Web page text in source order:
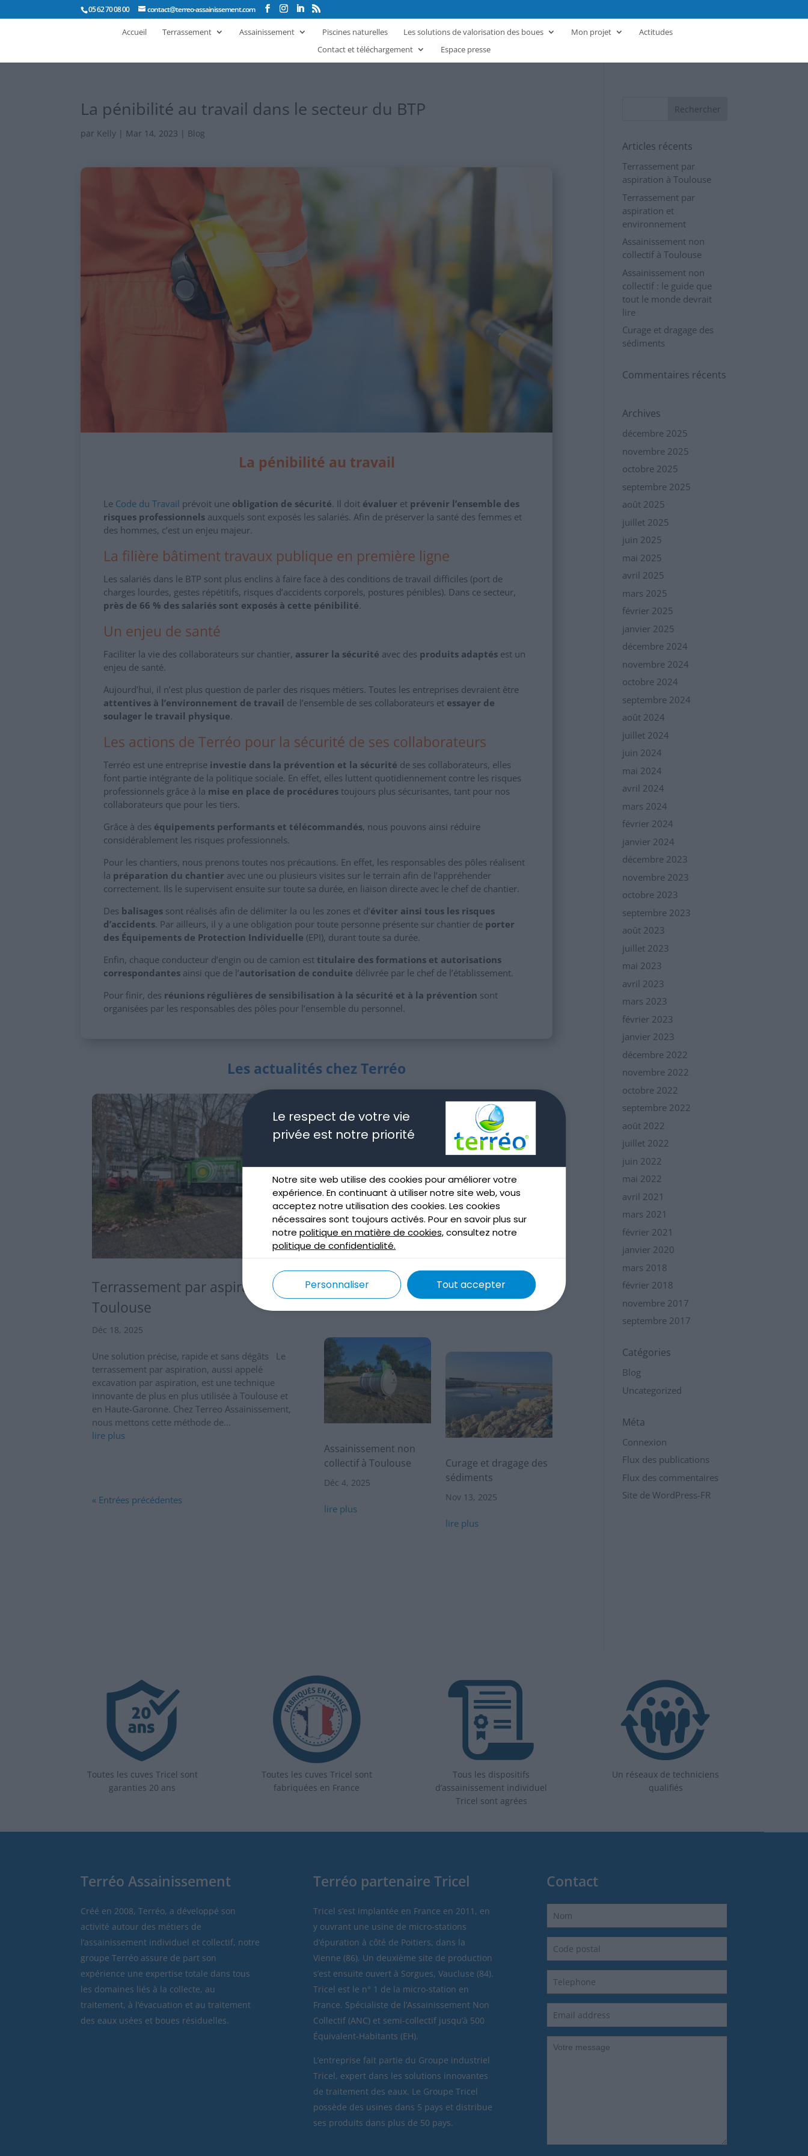
Le respect de votre vie
privée est notre priorité
Notre site web utilise des cookies pour améliorer votre
expérience. En continuant à utiliser notre site web, vous
acceptez notre utilisation des cookies. Les cookies
nécessaires sont toujours activés. Pour en savoir plus sur
notrepolitique en matière de cookies,consultez notre
politique de confidentialité.
Personnaliser Tout accepter
05 62 70 08 00 contact@terreo-assainissement.com
Accueil Terrassement Assainissement Piscines naturelles Les solutions de valorisation des boues Mon projet
Actitudes
Contact et téléchargement
Espace presse
La pénibilité au travail dans le secteur du BTP
par Kelly | Mar 14, 2023 | Blog
La pénibilité au travail
Le Code du Travail prévoit une obligation de sécurité. Il doit évaluer et prévenir l’ensemble des
risques professionnels auxquels sont exposés les salariés. Afin de préserver la santé des femmes et
des hommes, c’est un enjeu majeur.
La filière bâtiment travaux publique en première ligne
Les salariés dans le BTP sont plus enclins à faire face à des conditions de travail difficiles (port de
charges lourdes, gestes répétitifs, risques d’accidents corporels, postures pénibles). Dans ce secteur,
près de 66 % des salariés sont exposés à cette pénibilité.
Un enjeu de santé
Faciliter la vie des collaborateurs sur chantier, assurer la sécurité avec des produits adaptés est un
enjeu de santé.
Aujourd’hui, il n’est plus question de parler des risques métiers. Toutes les entreprises devraient être
attentives à l’environnement de travail de l’ensemble de ses collaborateurs et essayer de
soulager le travail physique.
Les actions de Terréo pour la sécurité de ses collaborateurs
Terréo est une entreprise investie dans la prévention et la sécurité de ses collaborateurs, elles
font partie intégrante de la politique sociale. En effet, elles luttent quotidiennement contre les risques
professionnels grâce à la mise en place de procédures toujours plus sécurisantes, tant pour nos
collaborateurs que pour les tiers.
Grâce à des équipements performants et télécommandés, nous pouvons ainsi réduire
considérablement les risques professionnels.
Pour les chantiers, nous prenons toutes nos précautions. En effet, les responsables des pôles réalisent
la préparation du chantier avec une ou plusieurs visites sur le terrain afin de l’appréhender
correctement. Ils le supervisent ensuite sur toute sa durée, en liaison directe avec le chef de chantier.
Des balisages sont réalisés afin de délimiter la ou les zones et d’éviter ainsi tous les risques
d’accidents. Par ailleurs, il y a une obligation pour toute personne présente sur chantier de porter
des Équipements de Protection Individuelle (EPI), durant toute sa durée.
Enfin, chaque conducteur d’engin ou de camion est titulaire des formations et autorisations
correspondantes ainsi que de l’autorisation de conduite délivrée par le chef de l’établissement.
Pour finir, des réunions régulières de sensibilisation à la sécurité et à la prévention sont
organisées par les responsables des pôles pour l’ensemble du personnel.
Les actualités chez Terréo
Terrassement par aspiration à
Toulouse
Déc 18, 2025
Une solution précise, rapide et sans dégâts Le
terrassement par aspiration, aussi appelé
excavation par aspiration, est une technique
innovante de plus en plus utilisée à Toulouse et
en Haute-Garonne. Chez Terreo Assainissement,
nous mettons cette méthode de...
lire plus
« Entrées précédentes
Terrassement par
aspiration et
environnement
Déc 11, 2025
lire plus
Assainissement non
collectif à Toulouse
Déc 4, 2025
lire plus
Assainissement non
collectif : le guide que
tout le monde devrait
Nov 27, 2025
Curage et dragage des
sédiments
Nov 13, 2025
lire plus
Articles récents
Terrassement par
aspiration à Toulouse
Terrassement par
aspiration et
environnement
Assainissement non
collectif à Toulouse
Assainissement non
collectif : le guide que
tout le monde devrait
lire
Curage et dragage des
sédiments
Commentaires récents
Archives
décembre 2025
novembre 2025
octobre 2025
septembre 2025
août 2025
juillet 2025
juin 2025
mai 2025
avril 2025
mars 2025
février 2025
janvier 2025
décembre 2024
novembre 2024
octobre 2024
septembre 2024
août 2024
juillet 2024
juin 2024
mai 2024
avril 2024
mars 2024
février 2024
janvier 2024
décembre 2023
novembre 2023
octobre 2023
septembre 2023
août 2023
juillet 2023
mai 2023
avril 2023
mars 2023
février 2023
janvier 2023
décembre 2022
novembre 2022
octobre 2022
septembre 2022
août 2022
juillet 2022
juin 2022
mai 2022
avril 2021
mars 2021
février 2021
janvier 2020
mars 2018
février 2018
novembre 2017
septembre 2017
Catégories
Blog
Uncategorized
Méta
Connexion
Flux des publications
Flux des commentaires
Site de WordPress-FR
Toutes les cuves Tricel sont
garanties 20 ans
Toutes les cuves Tricel sont
fabriquées en France
Tous les dispositifs
d’assainissement individuel
Tricel sont agrées
Un réseaux de techniciens
qualifiés
Terréo Assainissement
Créé en 2008, Terréo, a développé son
activité autour des métiers de
l’assainissement individuel et collectif, notre
groupe Terréo assure de part son
expérience une expertise totale dans tous
les domaines liés à la collecte, au
traitement, à l’évacuation et au traitement
des eaux usées et boues résiduelles.
Terréo partenaire Tricel
Tricel s’est implantée en France en 2011, en
y ouvrant une usine de micro-stations
d’épuration à côté de Poitiers, dans la
Vienne (86). Un deuxième site de production
s’est ensuite ouvert à Sorgues, Vaucluse (84).
Tricel est le n° 1 de la micro-station en
France. Spécialiste de l’Assainissement Non
Collectif (ANC) et semi-collectif jusqu’à 500
Équivalent-Habitants (EH).
L’entreprise fait partie du Groupe industriel
Tricel, expert dans les solutions innovantes
de traitement des eaux. Le Groupe Tricel
possède des usines dans 5 pays et distribue
ses produits dans plus de 50 pays.
Contact